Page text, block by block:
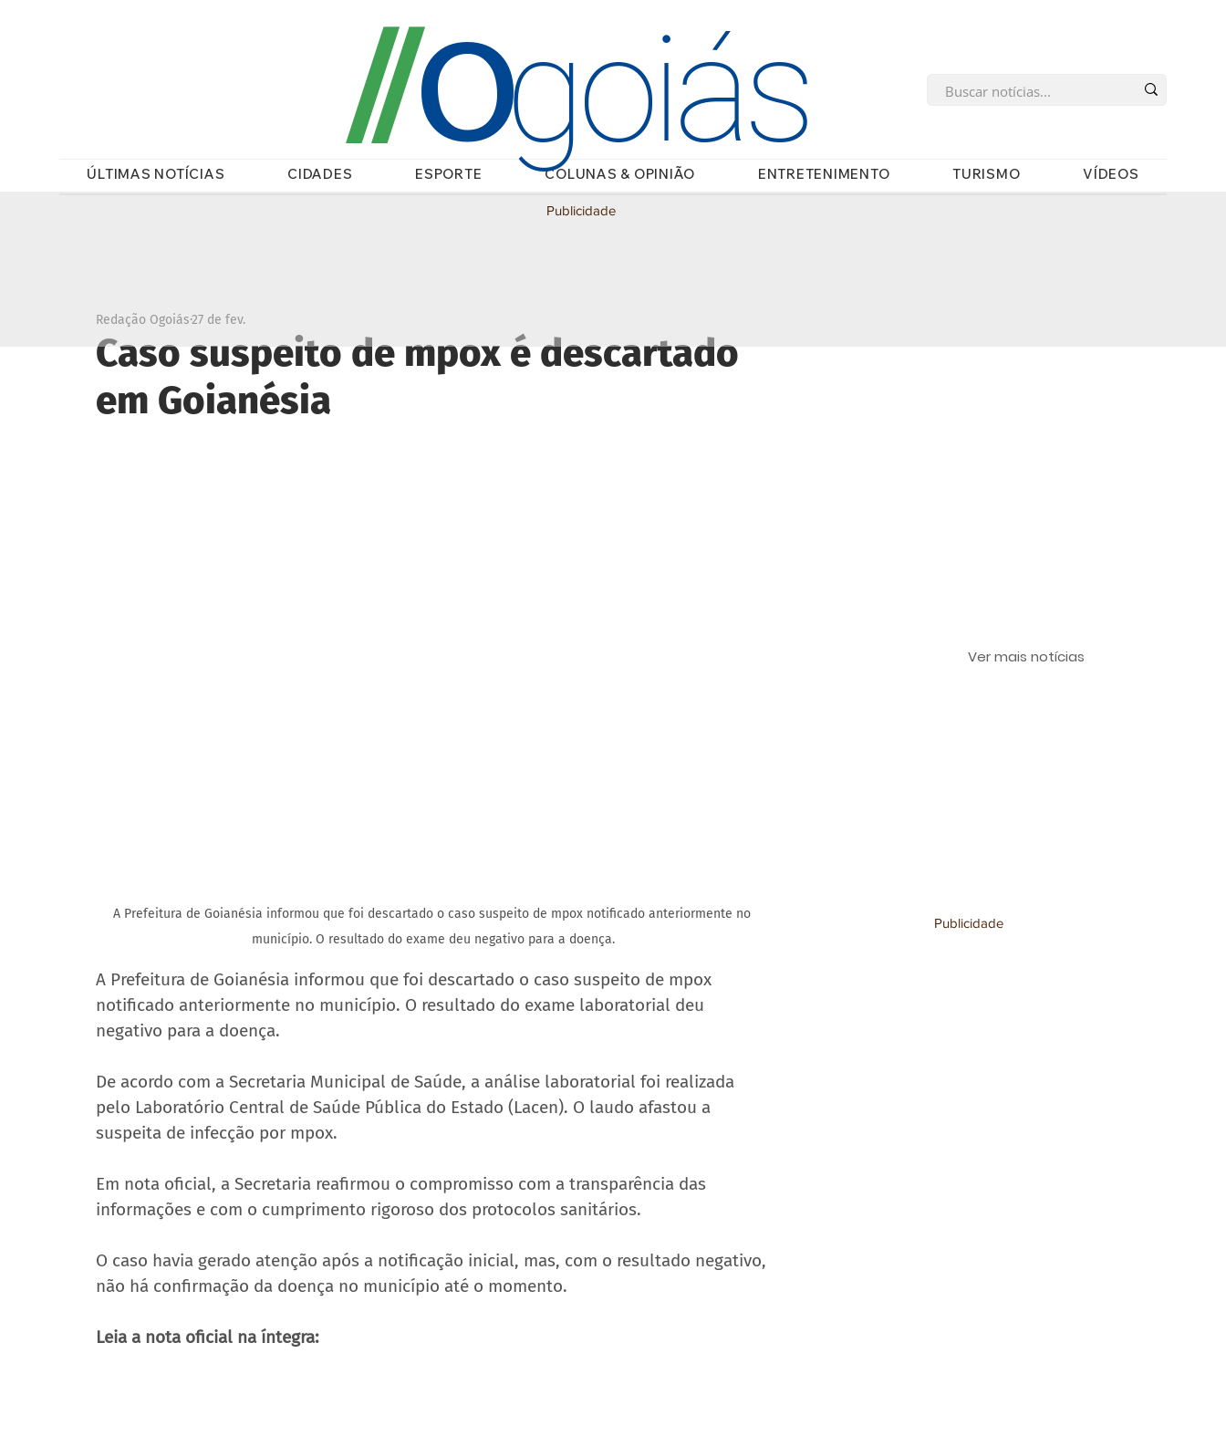
ÚLTIMAS NOTÍCIAS CIDADES ESPORTE COLUNAS & OPINIÃO ENTRETENIMENTO TURISMO VÍDEOS
//Ogoiás
Caso suspeito de mpox é descartado
em Goianésia
Redação Ogoiás27 de fev.
A Prefeitura de Goianésia informou que foi descartado o caso suspeito de mpox notificado anteriormente no
município. O resultado do exame deu negativo para a doença.
A Prefeitura de Goianésia informou que foi descartado o caso suspeito de mpox
notificado anteriormente no município. O resultado do exame laboratorial deu
negativo para a doença.
De acordo com a Secretaria Municipal de Saúde, a análise laboratorial foi realizada
pelo Laboratório Central de Saúde Pública do Estado (Lacen). O laudo afastou a
suspeita de infecção por mpox.
Em nota oficial, a Secretaria reafirmou o compromisso com a transparência das
informações e com o cumprimento rigoroso dos protocolos sanitários.
O caso havia gerado atenção após a notificação inicial, mas, com o resultado negativo,
não há confirmação da doença no município até o momento.
Leia a nota oficial na íntegra:
Publicidade
Publicidade
Ver mais notícias